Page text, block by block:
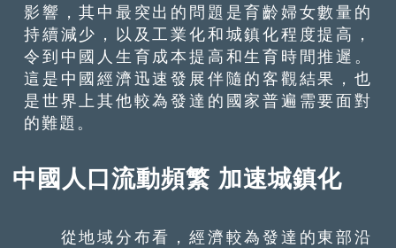
影響，其中最突出的問題是育齡婦女數量的
持續減少，以及工業化和城鎮化程度提高，
令到中國人生育成本提高和生育時間推遲。
這是中國經濟迅速發展伴隨的客觀結果，也
是世界上其他較為發達的國家普遍需要面對
的難題。
中國人口流動頻繁 加速城鎮化
從地域分布看，經濟較為發達的東部沿